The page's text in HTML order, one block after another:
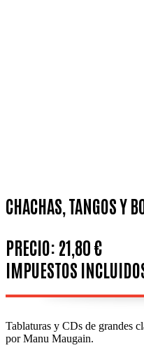
CHACHAS, TANGOS Y
PRECIO: 21,80 €
IMPUESTOS
Tablaturas y CDs de grandes
por Manu Maugain.